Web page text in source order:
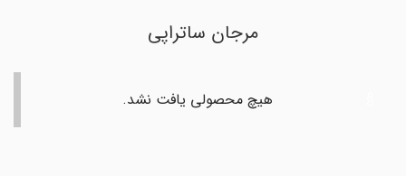
مرجان ساتراپی
هیچ محصولی یافت نشد.